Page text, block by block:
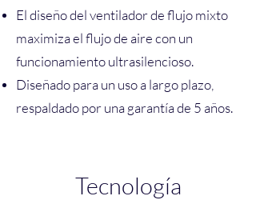
El diseño del ventilador de flujo mixto
maximiza el flujo de aire con un
funcionamiento ultrasilencioso.
Diseñado para un uso a largo plazo,
respaldado por una garantía de 5 años.
Tecnología